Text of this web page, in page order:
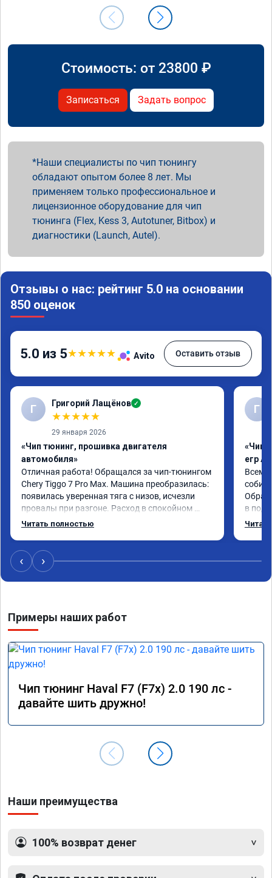
Стоимость: от 23800 ₽
Записаться Задать вопрос
Наши специалисты по чип тюнингу
обладают опытом более 8 лет. Мы
применяем только профессиональное и
лицензионное оборудование для чип
тюнинга (Flex, Kess 3, Autotuner, Bitbox) и
диагностики (Launch, Autel).
Отзывы о нас: рейтинг 5.0 на основании
850 оценок
5.0 из 5★★★★★ Avito Оставить отзыв
Г Григорий Лащёнов ✓
★★★★★
29 января 2026
«Чип тюнинг, прошивка двигателя
автомобиля»
Отличная работа! Обращался за чип-тюнингом
Chery Tiggo 7 Pro Max. Машина преобразилась:
появилась уверенная тяга с низов, исчезли
провалы при разгоне. Расход в спокойном
режиме даже немного снизился. Все сделали
Читать полностью
Г
«Чип
егр
Всем
в
‹ ›
Примеры наших работ
Чип тюнинг Haval F7 (F7x) 2.0 190 лс -
давайте шить дружно!
Наши преимущества
100% возврат денег